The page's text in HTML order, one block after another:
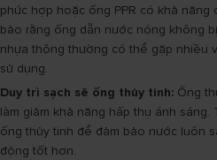
phức hợp hoặc ống PPR có khả
bảo rằng ống dẫn nước nóng không
nhựa thông thường có thể gặp nhiều
sử dụng.
Duy trì sạch sẽ ống thủy tinh: Ống
làm giảm khả năng hấp thụ ánh
ống thủy tinh để đảm bảo nước luôn
động tốt hơn.